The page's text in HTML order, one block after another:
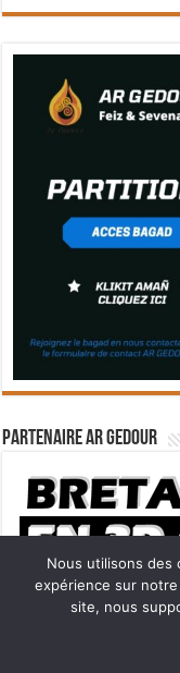
Partenaire Ar Gedour
Ne manquez pas la
CLIQUEZ ICI
Nous utilisons des
expérience sur
site, nous